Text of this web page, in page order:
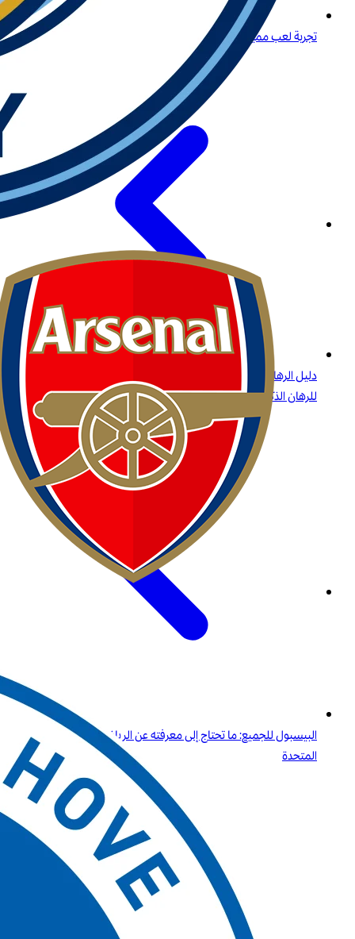
تجربة لعب مميزة لكبار اللاعبين في المنطقة في عمان
دليل الرهانات على البيسبول: الاستراتيجيات، أنواع الرهانات، والرؤى
للرهان الذكي
البيسبول للجميع: ما تحتاج إلى معرفته عن الرياضة الأولى في الولايات
المتحدة